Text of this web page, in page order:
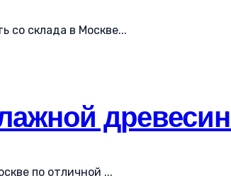
со склада в Москве...
по отличной ...